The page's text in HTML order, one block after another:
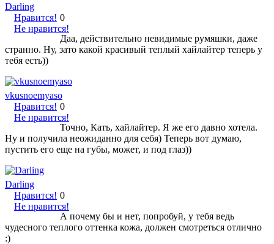
Darling
Нравится!
Не нравится!
0
Даа, действительно невидимые румяшки, даже
странно. Ну, зато какой красивый теплый хайлайтер теперь у
тебя есть))
vkusnoemyaso
Нравится!
Не нравится!
0
Точно, Кать, хайлайтер. Я же его давно хотела.
Ну и получила неожиданно для себя) Теперь вот думаю,
пустить его еще на губы, может, и под глаз))
Darling
Нравится!
Не нравится!
0
А почему бы и нет, попробуй, у тебя ведь
чудесного теплого оттенка кожа, должен смотреться отлично
:)